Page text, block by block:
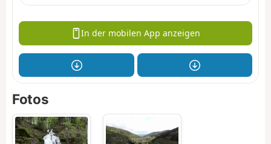
In der mobilen App anzeigen
Fotos